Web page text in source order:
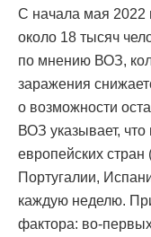
С начала мая 2022
около 18 тысяч
по мнению ВОЗ,
заражения
о возможности
ВОЗ указывает,
европейских
Португалии,
каждую неделю.
фактора: во-